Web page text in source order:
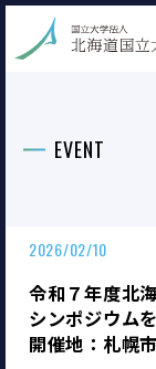
EVENT
2026/02/10
令和７年度北
シンポジウム
開催地：札幌